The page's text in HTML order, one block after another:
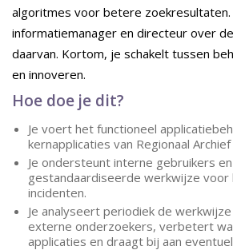
algoritmes voor betere zoekresultaten.
informatiemanager en directeur over
daarvan. Kortom, je schakelt tussen
en innoveren.
Hoe doe je dit?
Je voert het functioneel
kernapplicaties van Regionaal
Je ondersteunt interne gebruikers
gestandaardiseerde werkwijze voor
incidenten.
Je analyseert periodiek de
externe onderzoekers, verbetert
applicaties en draagt bij aan